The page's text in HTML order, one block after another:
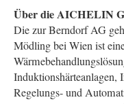
Über die AICHELIN
Die zur Berndorf AG
Mödling bei Wien ist
Induktionshärteanlagen,
Regelungs- und